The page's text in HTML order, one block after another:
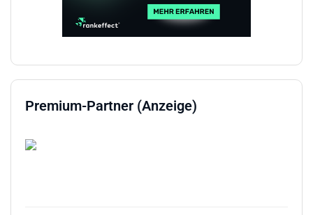
Premium-Partner (Anzeige)